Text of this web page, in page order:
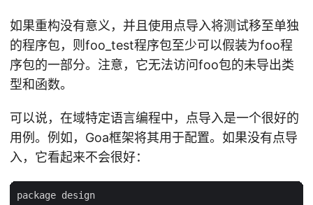
如果重构没有意义，并且使用点导入将测试移至单独
的程序包，则foo_test程序包至少可以假装为foo程
序包的一部分。注意，它无法访问foo包的未导出类
型和函数。
可以说，在域特定语言编程中，点导入是一个很好的
用例。例如，Goa框架将其用于配置。如果没有点导
入，它看起来不会很好：
package design